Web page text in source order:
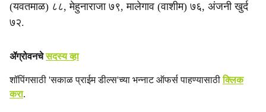
(यवतमाळ) ८८, मेहुनाराजा ७९, मालेगाव (वाशीम) ७६, अंजनी खुर्द
७२.
ॲग्रोवनचेसदस्य व्हा
शॉपिंगसाठी 'सकाळ प्राईम डील्स'च्या भन्नाट ऑफर्स पाहण्यासाठीक्लिक
करा.